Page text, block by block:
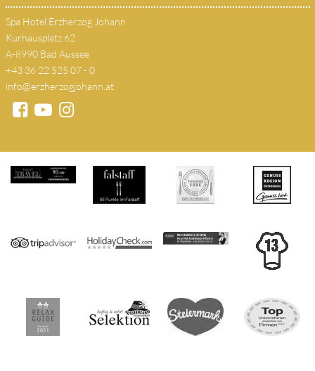
Spa Hotel Erzherzog Johann
Kurhausplatz 62
A-8990 Bad Aussee
+43 36 22 525 07 - 0
info@erzherzogjohann.at